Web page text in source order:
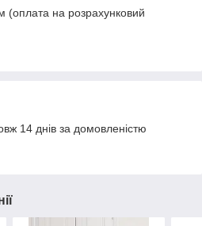
(оплата на розрахунковий
14 днів за домовленістю